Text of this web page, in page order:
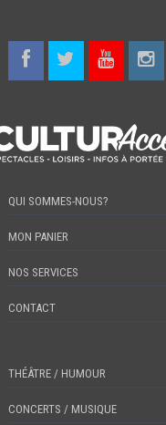
QUI SOMMES-NOUS?
MON PANIER
NOS SERVICES
CONTACT
THÉÂTRE / HUMOUR
CONCERTS / MUSIQUE